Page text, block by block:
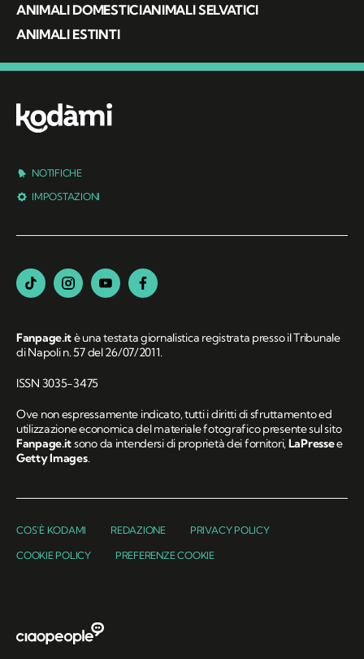
ANIMALI DOMESTICIANIMALI SELVATICI
ANIMALI ESTINTI
NOTIFICHE
IMPOSTAZIONI
Fanpage.itè una testata giornalistica registrata presso il Tribunale
di Napoli n. 57 del 26/07/2011.
ISSN 3035-3475
Ove non espressamente indicato, tutti i diritti di sfruttamento ed
utilizzazione economica del materiale fotografico presente sul sito
Fanpage.itsono da intendersi di proprietà dei fornitori,LaPressee
Getty Images.
COS'È KODAMI REDAZIONE PRIVACY POLICY
COOKIE POLICY PREFERENZE COOKIE